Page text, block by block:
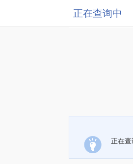
正在查询中
正在